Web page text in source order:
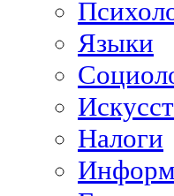
Языки
Налоги